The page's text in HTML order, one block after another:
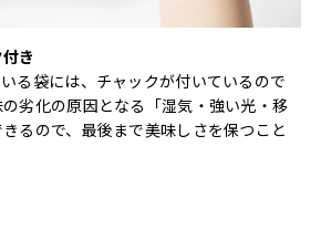
き
る袋には、チャックが付いているので
劣化の原因となる「湿気・強い光・移
るので、最後まで美味しさを保つこと